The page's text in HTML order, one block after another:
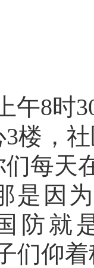
午8时
楼，
们每天
是因
防就
仰着